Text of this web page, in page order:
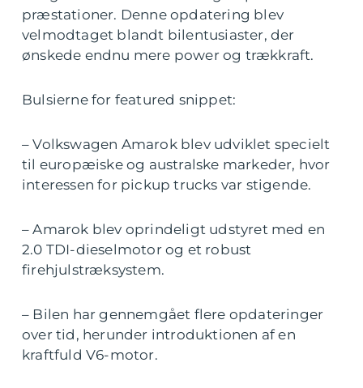
præstationer. Denne opdatering blev
velmodtaget blandt bilentusiaster, der
ønskede endnu mere power og trækkraft.
Bulsierne for featured snippet:
– Volkswagen Amarok blev udviklet specielt
til europæiske og australske markeder, hvor
interessen for pickup trucks var stigende.
– Amarok blev oprindeligt udstyret med en
2.0 TDI-dieselmotor og et robust
firehjulstræksystem.
– Bilen har gennemgået flere opdateringer
over tid, herunder introduktionen af en
kraftfuld V6-motor.